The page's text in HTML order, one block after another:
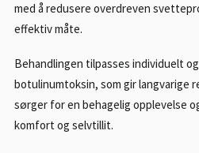
med å redusere overdreven
effektiv måte.
Behandlingen tilpasses individuelt
botulinumtoksin, som gir langvarige
sørger for en behagelig opplevelse
komfort og selvtillit.